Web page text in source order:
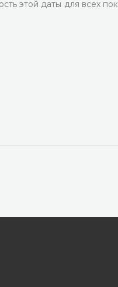
этой даты для всех